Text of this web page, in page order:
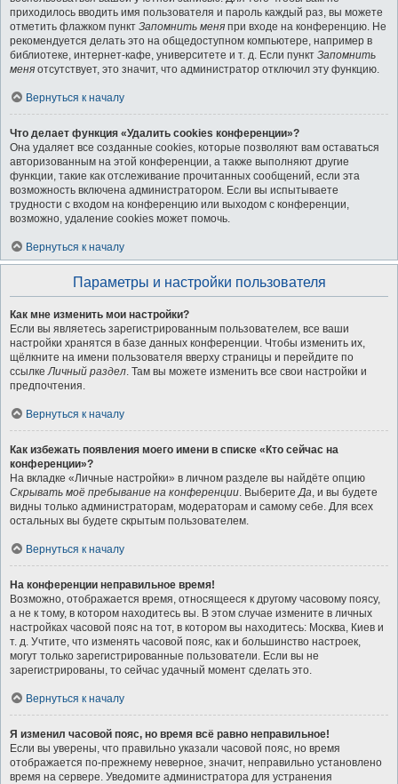
приходилось вводить имя пользователя и пароль каждый раз, вы можете
отметить флажком пункт Запомнить меня при входе на конференцию. Не
рекомендуется делать это на общедоступном компьютере, например в
библиотеке, интернет-кафе, университете и т. д. Если пункт Запомнить
меня отсутствует, это значит, что администратор отключил эту функцию.
Вернуться к началу
Что делает функция «Удалить cookies конференции»?
Она удаляет все созданные cookies, которые позволяют вам оставаться
авторизованным на этой конференции, а также выполняют другие
функции, такие как отслеживание прочитанных сообщений, если эта
возможность включена администратором. Если вы испытываете
трудности с входом на конференцию или выходом с конференции,
возможно, удаление cookies может помочь.
Вернуться к началу
Параметры и настройки пользователя
Как мне изменить мои настройки?
Если вы являетесь зарегистрированным пользователем, все ваши
настройки хранятся в базе данных конференции. Чтобы изменить их,
щёлкните на имени пользователя вверху страницы и перейдите по
ссылкеЛичный раздел. Там вы можете изменить все свои настройки и
предпочтения.
Вернуться к началу
Как избежать появления моего имени в списке «Кто сейчас на
конференции»?
На вкладке «Личные настройки» в личном разделе вы найдёте опцию
Скрывать моё пребывание на конференции. ВыберитеДа, и вы будете
видны только администраторам, модераторам и самому себе. Для всех
остальных вы будете скрытым пользователем.
Вернуться к началу
На конференции неправильное время!
Возможно, отображается время, относящееся к другому часовому поясу,
а не к тому, в котором находитесь вы. В этом случае измените в личных
настройках часовой пояс на тот, в котором вы находитесь: Москва, Киев и
т. д. Учтите, что изменять часовой пояс, как и большинство настроек,
могут только зарегистрированные пользователи. Если вы не
зарегистрированы, то сейчас удачный момент сделать это.
Вернуться к началу
Я изменил часовой пояс, но время всё равно неправильное!
Если вы уверены, что правильно указали часовой пояс, но время
отображается по-прежнему неверное, значит, неправильно установлено
время на сервере. Уведомите администратора для устранения